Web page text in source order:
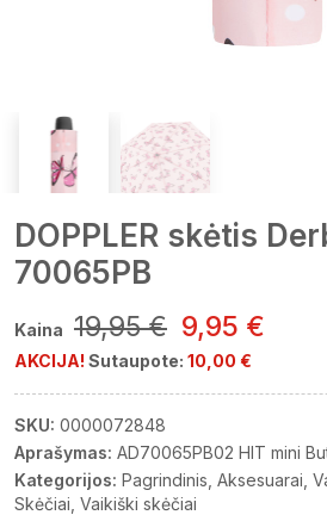
DOPPLER skėtis
70065PB
Kaina 19,95 € 9,95 €
AKCIJA! Sutaupote: 10,00 €
SKU: 0000072848
Aprašymas: AD70065PB02 HIT mini
Kategorijos: Pagrindinis Aksesuarai
Skėčiai Vaikiški skėčiai